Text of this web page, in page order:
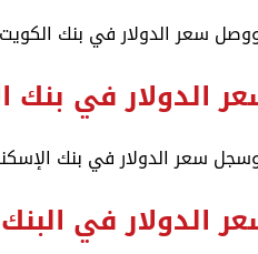
سعر الدولار في بنك الكويت الوطني اليوم إلى
الدولار في بنك
سعر الدولار في بنك الإسكندرية نحو 52.06 جنيه
الدولار في